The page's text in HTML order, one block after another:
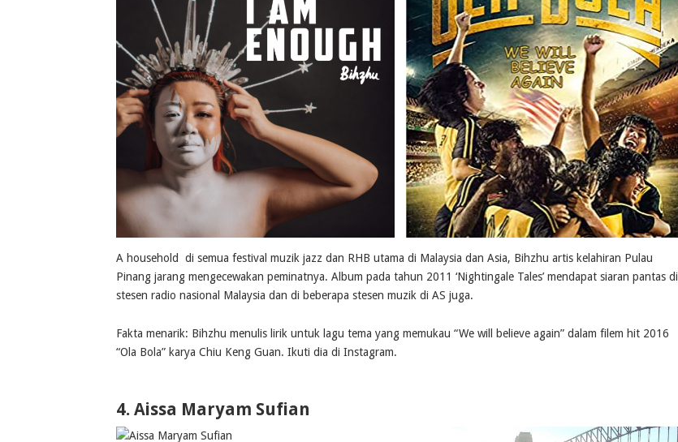
A household di semua festival muzik jazz dan RHB utama di Malaysia dan Asia, Bihzhu artis kelahiran Pulau
Pinang jarang mengecewakan peminatnya. Album pada tahun 2011 ‘Nightingale Tales’ mendapat siaran pantas di
stesen radio nasional Malaysia dan di beberapa stesen muzik di AS juga.
Fakta menarik: Bihzhu menulis lirik untuk lagu tema yang memukau “We will believe again” dalam filem hit 2016
“Ola Bola” karya Chiu Keng Guan. Ikuti dia di Instagram.
4. Aissa Maryam Sufian